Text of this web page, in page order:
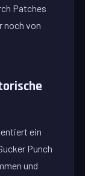
Patches
noch von
ein
Punch
und